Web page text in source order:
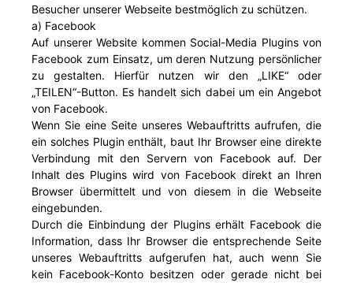
Besucher unserer Webseite bestmöglich zu schützen.
a) Facebook
Auf unserer Website kommen Social-Media Plugins von
Facebook zum Einsatz, um deren Nutzung persönlicher
zu gestalten. Hierfür nutzen wir den „LIKE“ oder
„TEILEN“-Button. Es handelt sich dabei um ein Angebot
von Facebook.
Wenn Sie eine Seite unseres Webauftritts aufrufen, die
ein solches Plugin enthält, baut Ihr Browser eine direkte
Verbindung mit den Servern von Facebook auf. Der
Inhalt des Plugins wird von Facebook direkt an Ihren
Browser übermittelt und von diesem in die Webseite
eingebunden.
Durch die Einbindung der Plugins erhält Facebook die
Information, dass Ihr Browser die entsprechende Seite
unseres Webauftritts aufgerufen hat, auch wenn Sie
kein Facebook-Konto besitzen oder gerade nicht bei